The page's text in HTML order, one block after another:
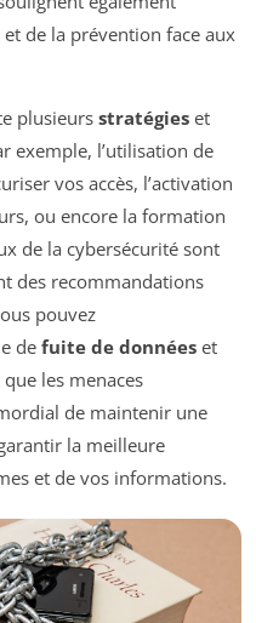
de la prévention face aux
plusieurs stratégies et
exemple, l’utilisation de
vos accès, l’activation
ou encore la formation
de la cybersécurité sont
des recommandations
pouvez
de fuite de données et
les menaces
de maintenir une
la meilleure
et de vos informations.